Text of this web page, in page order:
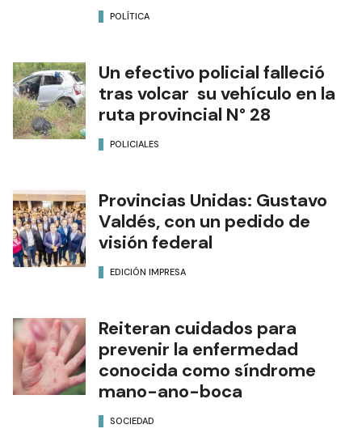
POLÍTICA
Un efectivo policial falleció
tras volcar su vehículo en la
ruta provincial N° 28
POLICIALES
Provincias Unidas: Gustavo
Valdés, con un pedido de
visión federal
EDICIÓN IMPRESA
Reiteran cuidados para
prevenir la enfermedad
conocida como síndrome
mano-ano-boca
SOCIEDAD